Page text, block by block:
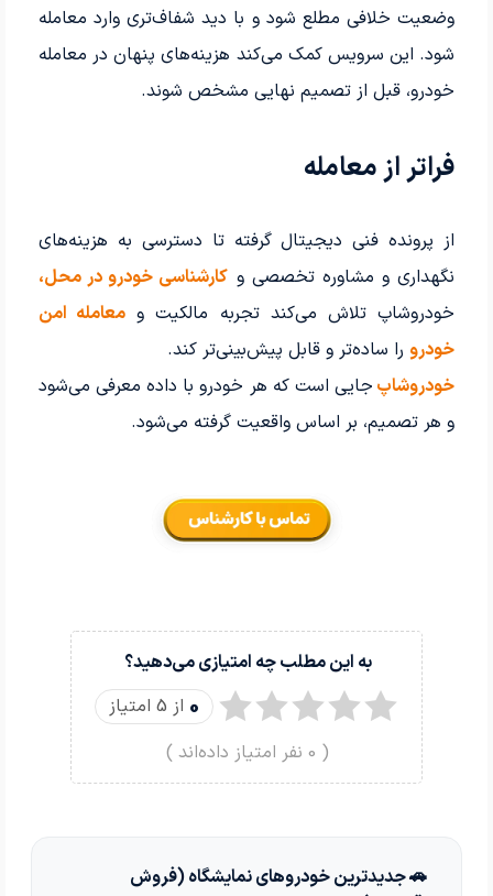
وضعیت خلافی مطلع شود و با دید شفاف‌تری وارد معامله
شود. این سرویس کمک می‌کند هزینه‌های پنهان در معامله
خودرو، قبل از تصمیم نهایی مشخص شوند.
فراتر از معامله
از پرونده فنی دیجیتال گرفته تا دسترسی به هزینه‌های
نگهداری و مشاوره تخصصی و کارشناسی خودرو در محل،
خودروشاپ تلاش می‌کند تجربه مالکیت و معامله امن
خودرورا ساده‌تر و قابل پیش‌بینی‌تر کند.
خودروشاپ جایی است که هر خودرو با داده معرفی می‌شود
و هر تصمیم، بر اساس واقعیت گرفته می‌شود.
به این مطلب چه امتیازی می‌دهید؟
0 از 5 امتیاز
(
0 نفر امتیاز داده‌اند )
🚗 جدیدترین خودروهای نمایشگاه (فروش